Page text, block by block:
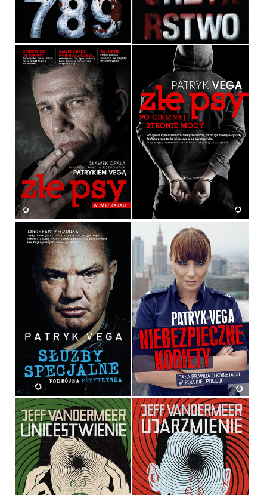
39,90 ZŁ 39,90 ZŁ
ZŁE PSY. W IMIĘ ZASAD
PATRYK VEGA
OPRAWA MIĘKKA
36,90 ZŁ
ZŁE PSY. PO CIEMNEJ
STRONIE MOCY
PATRYK VEGA
OPRAWA MIĘKKA
36,90 ZŁ
SŁUŻBY SPECJALNE
PATRYK VEGA
OPRAWA MIĘKKA
36,90 ZŁ
NIEBEZPIECZNE KOBIETY
PATRYK VEGA
39,90 ZŁ
UNICESTWIENIE UJARZMIENIE